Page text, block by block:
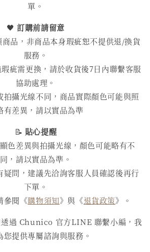
單。
🖤訂購前請留意
商品，非商品本身瑕疵恕不提供退/換貨
服務。
疵需更換，請於收貨後7日內聯繫客服
協助處理。
拍攝光線不同，商品實際顏色可能與照
有差異，請以實品為準
📝 貼心提醒
色差異與拍攝光線，顏色可能略有不
同，請以實品為準。
疑問，建議先洽詢客服人員確認後再行
下單。
參閱《購物須知》與《退貨政策》。
透過 Chunico 官方LINE 聯繫小編，我
您提供專屬諮詢與服務。